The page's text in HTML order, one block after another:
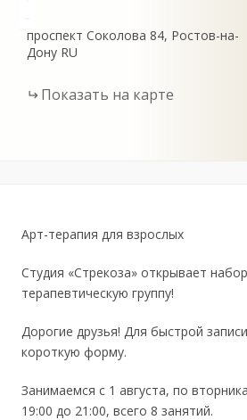
проспект Соколова 84 Ростов-на-
Дону RU
Показать на карте
Арт-терапия для взрослых
Студия «Стрекоза» открывает
терапевтическую группу!
Дорогие друзья! Для быстрой
короткую форму.
Занимаемся с 1 августа, по
19:00 до 21:00, всего 8 занятий.